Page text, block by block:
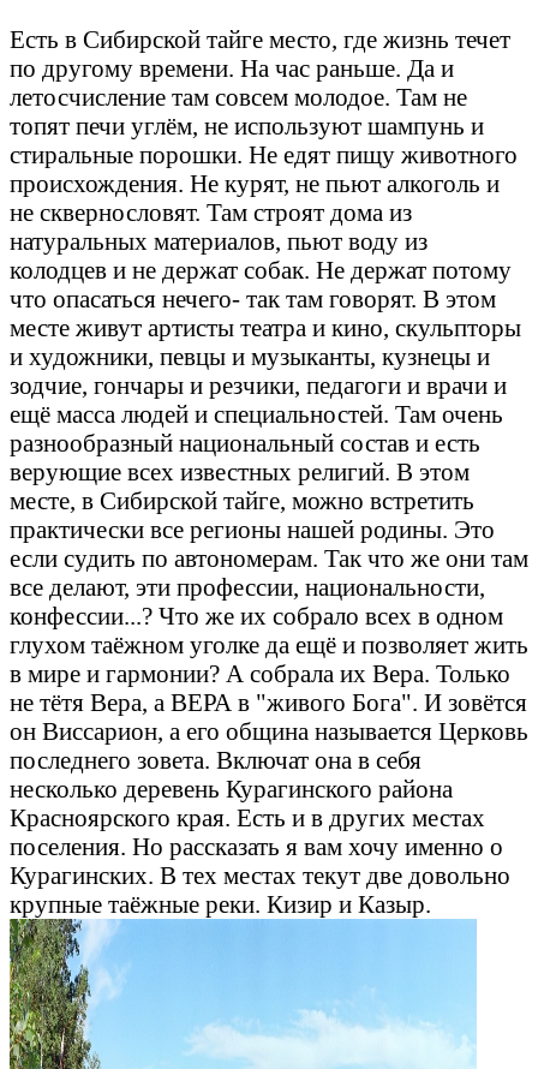
Есть в Сибирской тайге место, где жизнь течет
по другому времени. На час раньше. Да и
летосчисление там совсем молодое. Там не
топят печи углём, не используют шампунь и
стиральные порошки. Не едят пищу животного
происхождения. Не курят, не пьют алкоголь и
не сквернословят. Там строят дома из
натуральных материалов, пьют воду из
колодцев и не держат собак. Не держат потому
что опасаться нечего- так там говорят. В этом
месте живут артисты театра и кино, скульпторы
и художники, певцы и музыканты, кузнецы и
зодчие, гончары и резчики, педагоги и врачи и
ещё масса людей и специальностей. Там очень
разнообразный национальный состав и есть
верующие всех известных религий. В этом
месте, в Сибирской тайге, можно встретить
практически все регионы нашей родины. Это
если судить по автономерам. Так что же они там
все делают, эти профессии, национальности,
конфессии...? Что же их собрало всех в одном
глухом таёжном уголке да ещё и позволяет жить
в мире и гармонии? А собрала их Вера. Только
не тётя Вера, а ВЕРА в "живого Бога". И зовётся
он Виссарион, а его община называется Церковь
последнего зовета. Включат она в себя
несколько деревень Курагинского района
Красноярского края. Есть и в других местах
поселения. Но рассказать я вам хочу именно о
Курагинских. В тех местах текут две довольно
крупные таёжные реки. Кизир и Казыр.